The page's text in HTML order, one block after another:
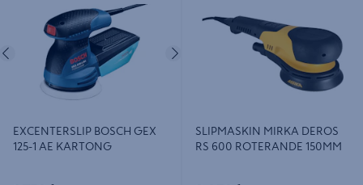
Föregående
EXCENTERSLIP BOSCH GEX
125-1 AE KARTONG
SLIPMASKIN MIRKA DEROS
RS 600 ROTERANDE 150MM